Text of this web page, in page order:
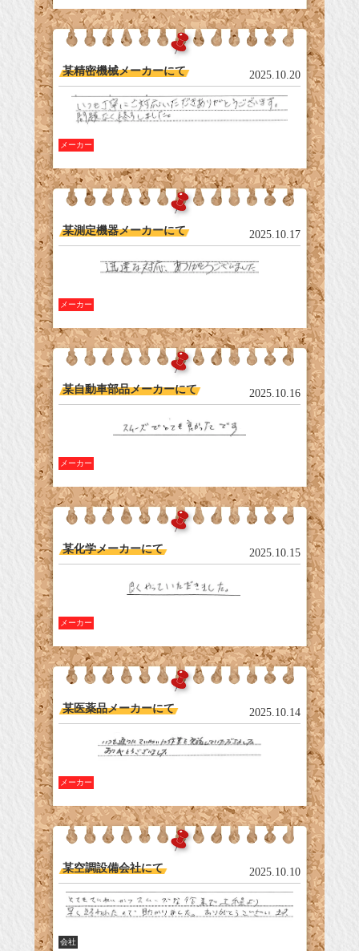
某精密機械メーカーにて 2025.10.20
メーカー
某測定機器メーカーにて 2025.10.17
メーカー
某自動車部品メーカーにて 2025.10.16
メーカー
某化学メーカーにて 2025.10.15
メーカー
某医薬品メーカーにて 2025.10.14
メーカー
某空調設備会社にて 2025.10.10
会社